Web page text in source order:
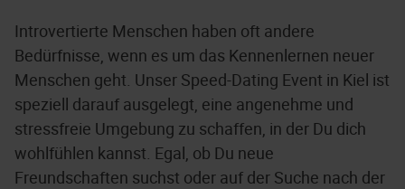
Introvertierte Menschen haben oft andere
Bedürfnisse, wenn es um das Kennenlernen neuer
Menschen geht. Unser Speed-Dating Event in Kiel ist
speziell darauf ausgelegt, eine angenehme und
stressfreie Umgebung zu schaffen, in der Du dich
wohlfühlen kannst. Egal, ob Du neue
Freundschaften suchst oder auf der Suche nach der